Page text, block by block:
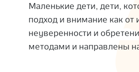
Маленькие дети, дети,
подход и внимание как от
неуверенности и
методами и направлены